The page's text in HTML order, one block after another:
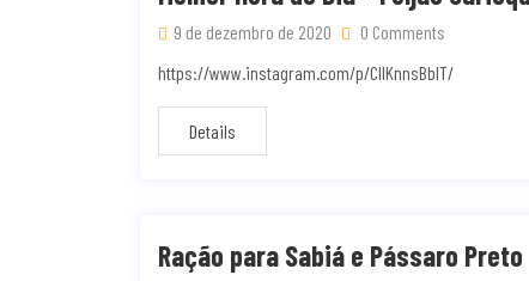
9 de dezembro de 2020
0 Comments
https://www.instagram.com/p/CIlKnnsBbIT/
Details
Ração para Sabiá e Pássaro Preto